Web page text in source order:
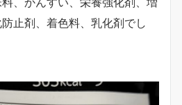
止剤、着色料、乳化剤でし